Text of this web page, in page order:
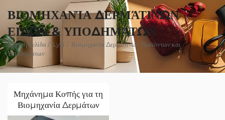
ΒΙΟΜΗΧΑΝΊΑ ΔΕΡΜΆΤΙΝΩΝ
ΕΙΔΏΝ & ΥΠΟΔΗΜΆΤΩΝ
Αρχική σελίδα/ Lysi / Βιομηχανία Δερμάτινων Προϊόντων και
Υποδημάτων
Μηχάνημα Κοπής για τη
Βιομηχανία Δερμάτων
και Υποδημάτων